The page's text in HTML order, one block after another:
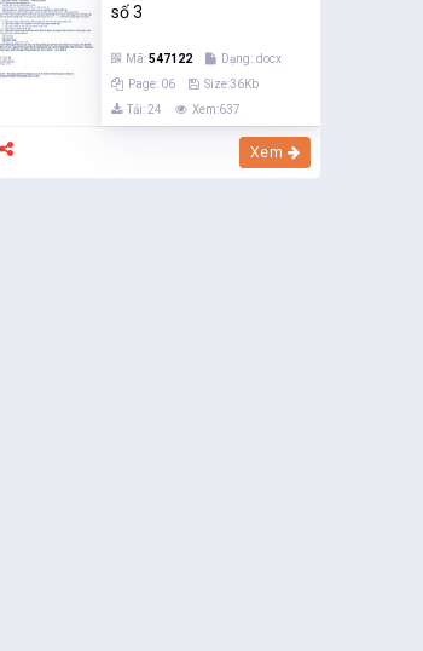
số 3
Mã:547122
Dạng:.docx
Page: 06
Size:36Kb
Tải: 24
Xem:637
Xem